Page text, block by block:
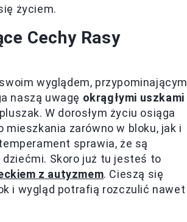
życiem.
Cechy Rasy
wyglądem, przypominającym
naszą uwagę okrągłymi uszkami
W dorosłym życiu osiąga
mieszkania zarówno w bloku, jak i
sprawia, że są
Skoro już tu jesteś to
z autyzmem. Cieszą się
i wygląd potrafią rozczulić nawet